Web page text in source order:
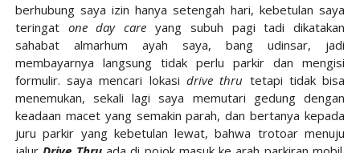
berhubung saya izin hanya setengah hari, kebetulan saya
teringat one day care yang subuh pagi tadi dikatakan
sahabat almarhum ayah saya, bang udinsar, jadi
membayarnya langsung tidak perlu parkir dan mengisi
formulir. saya mencari lokasi drive thru tetapi tidak bisa
menemukan, sekali lagi saya memutari gedung dengan
keadaan macet yang semakin parah, dan bertanya kepada
juru parkir yang kebetulan lewat, bahwa trotoar menuju